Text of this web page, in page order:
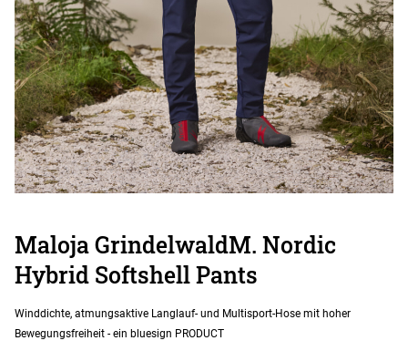
Maloja GrindelwaldM. Nordic
Hybrid Softshell Pants
Winddichte, atmungsaktive Langlauf- und Multisport-Hose mit hoher
Bewegungsfreiheit - ein bluesign PRODUCT